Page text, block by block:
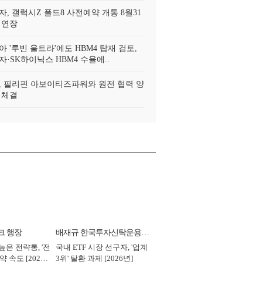
, 갤럭시Z 폴드8 사전예약 개통 8월31
장
'루빈 울트라'에도 HBM4 탑재 검토,
·SK하이닉스 HBM4 수율에..
필리핀 아보이티즈파워와 원전 협력 양
결
행장
은 전략통, '전
속도 [2026
배재규 한국투자신탁운용
대표이사 사장
국내 ETF 시장 선구자, '업계
3위' 탈환 과제 [2026년]